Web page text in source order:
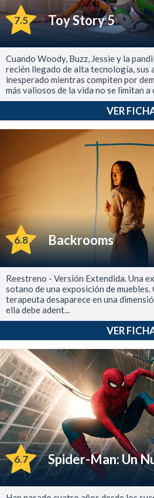
7.5 Toy Story 5
Cuando Woody, Buzz, Jessie y la
recién llegado de alta tecnología, sus
inesperado mientras compiten por
más valiosos de la vida no se limitan a
VER
6.8 Backrooms
Reestreno - Versión Extendida. Una
sotano de una exposición de muebles.
terapeuta desaparece en una
ella debe adent...
VER
6.7 Spider-Man: Un